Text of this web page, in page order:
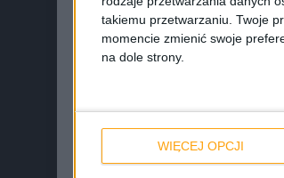
takiemu przetwarzaniu. Twoje
momencie zmienić swoje
na dole strony.
WIĘCEJ OPCJI